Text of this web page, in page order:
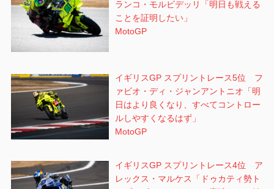
ランコ・モルビデッリ「明日も戦える
ことを証明したい」
MotoGP
イギリスGP スプリントレース5位 フ
ァビオ・ディ・ジャンアントニオ「明
日はより良くなり、すべてコントロー
ルしやすくなるはず」
MotoGP
イギリスGP スプリントレース4位 ア
レックス・マルケス「ドゥカティ勢ト